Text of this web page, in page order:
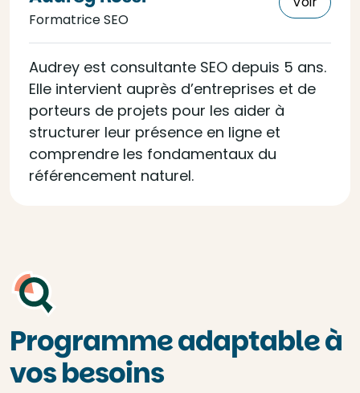
Formatrice SEO
Audrey est consultante SEO depuis 5 ans.
Elle intervient auprès d’entreprises et de
porteurs de projets pour les aider à
structurer leur présence en ligne et
comprendre les fondamentaux du
référencement naturel.
Programme adaptable à
vos besoins